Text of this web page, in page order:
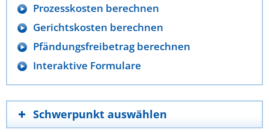
Prozesskosten berechnen
Gerichtskosten berechnen
Pfändungsfreibetrag berechnen
Interaktive Formulare
Schwerpunkt auswählen